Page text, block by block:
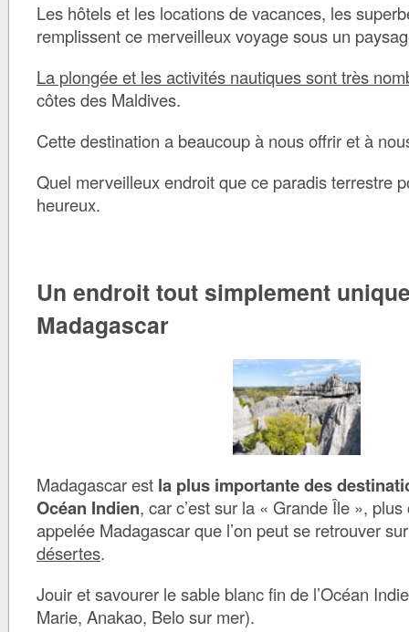
Les hôtels et les locations de vacances, les
remplissent ce merveilleux voyage sous un
La plongée et les activités nautiques sont très
côtes des Maldives.
Cette destination a beaucoup à nous offrir et à
Quel merveilleux endroit que ce paradis terrestre
heureux.
Un endroit tout simplement
Madagascar
Madagascar est la plus importante des
Océan Indien, car c’est sur la « Grande Île »,
appelée Madagascar que l’on peut se retrouver
désertes.
Jouir et savourer le sable blanc fin de l’Océan
Marie, Anakao, Belo sur mer).